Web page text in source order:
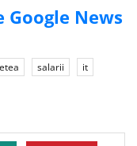
News
salarii
it